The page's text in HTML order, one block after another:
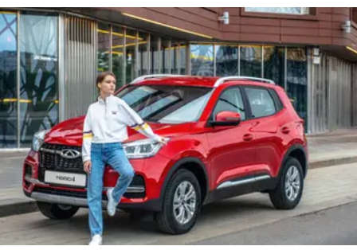
НОВИНКИ
БЛАГОТВОРИТЕЛЬНОСТЬ
CHERY REMOTE
CHERY И СПОРТ
НАШИ МЕРОПРИЯТИЯ
ВИДЕООБЗОРЫ
CHERY ДЛЯ ДЕТЕЙ